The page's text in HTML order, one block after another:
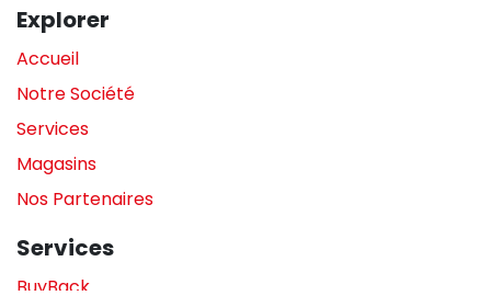
Explorer
Accueil
Notre Société
Services
Magasins
Nos Partenaires
Services
BuyBack